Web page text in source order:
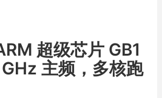
超级芯片 GB1
主频，多核跑